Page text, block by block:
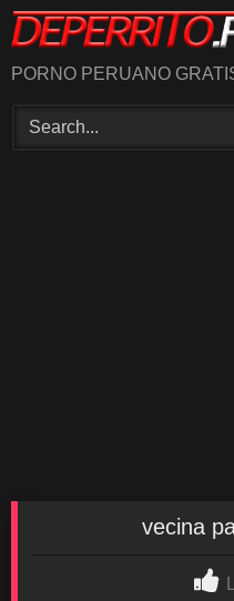
Skip
to
content
PORNO PERUANO
vecina